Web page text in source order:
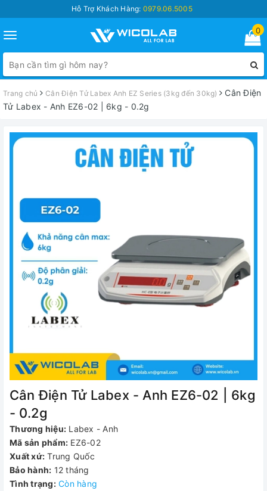
Hỗ Trợ Khách Hàng: 0979.06.5005
Toggle
navigation
0
Trang chủ Cân Điện Tử Labex Anh EZ Series (3kg đến 30kg)
Cân Điện
Tử Labex - Anh EZ6-02 | 6kg - 0.2g
Cân Điện Tử Labex - Anh EZ6-02 | 6kg
- 0.2g
Thương hiệu: Labex - Anh
Mã sản phẩm: EZ6-02
Xuất xứ: Trung Quốc
Bảo hành: 12 tháng
Tình trạng: Còn hàng